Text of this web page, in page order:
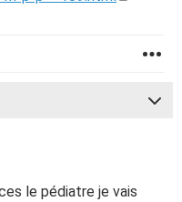
le pédiatre je vais